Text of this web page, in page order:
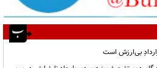
بی‌ارزش است